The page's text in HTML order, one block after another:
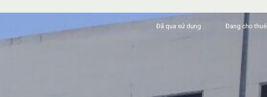
Đã qua sử dụng Đang cho thuê